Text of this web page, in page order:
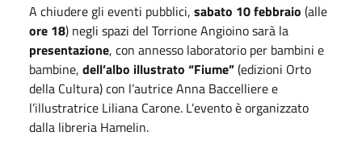
A chiudere gli eventi pubblici, sabato 10 febbraio (alle
ore 18) negli spazi del Torrione Angioino sarà la
presentazione, con annesso laboratorio per bambini e
bambine, dell’albo illustrato “Fiume”(edizioni Orto
della Cultura) con l’autrice Anna Baccelliere e
l’illustratrice Liliana Carone. L’evento è organizzato
dalla libreria Hamelin.